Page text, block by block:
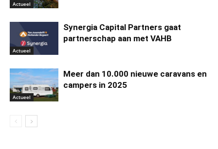
Actueel
Actueel
Synergia Capital Partners gaat
partnerschap aan met VAHB
Actueel
Meer dan 10.000 nieuwe caravans en
campers in 2025